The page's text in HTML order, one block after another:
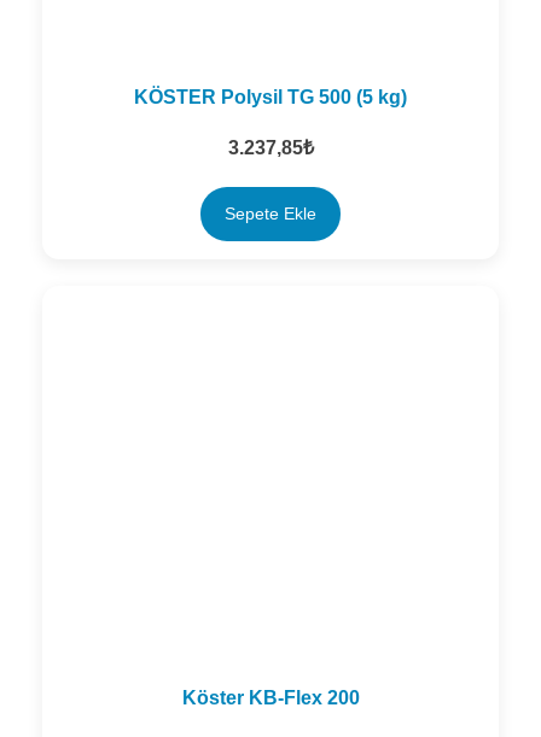
KÖSTER Polysil TG 500 (5 kg)
3.237,85₺
Sepete Ekle
Köster KB-Flex 200